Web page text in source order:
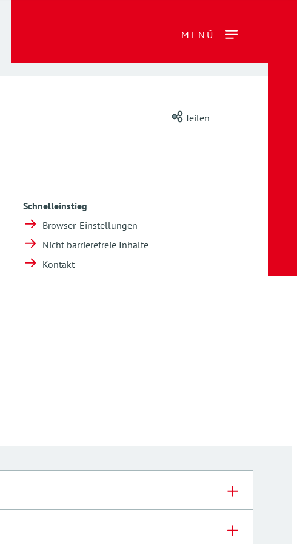
MENÜ
Teilen
Schnelleinstieg
Browser-Einstellungen
Nicht barrierefreie Inhalte
Kontakt